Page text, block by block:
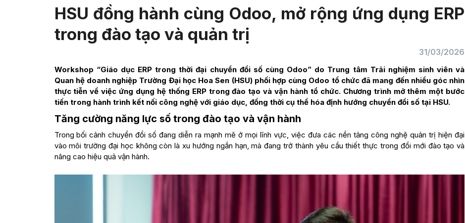
HSU đồng hành cùng Odoo, mở rộng ứng dụng ERP
trong đào tạo và quản trị
31/03/2026
Workshop “Giáo dục ERP trong thời đại chuyển đổi số cùng Odoo” do Trung tâm Trải nghiệm sinh viên và
Quan hệ doanh nghiệp Trường Đại học Hoa Sen (HSU) phối hợp cùng Odoo tổ chức đã mang đến nhiều góc nhìn
thực tiễn về việc ứng dụng hệ thống ERP trong đào tạo và vận hành tổ chức. Chương trình mở thêm một bước
tiến trong hành trình kết nối công nghệ với giáo dục, đồng thời cụ thể hóa định hướng chuyển đổi số tại HSU.
Tăng cường năng lực số trong đào tạo và vận hành
Trong bối cảnh chuyển đổi số đang diễn ra mạnh mẽ ở mọi lĩnh vực, việc đưa các nền tảng công nghệ quản trị hiện đại
vào môi trường đại học không còn là xu hướng ngắn hạn, mà đang trở thành yêu cầu thiết thực trong đổi mới đào tạo và
nâng cao hiệu quả vận hành.